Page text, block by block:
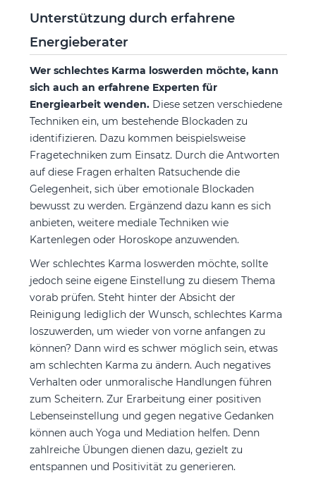
Unterstützung durch erfahrene
Energieberater
Wer schlechtes Karma loswerden möchte, kann
sich auch an erfahrene Experten für
Energiearbeit wenden. Diese setzen verschiedene
Techniken ein, um bestehende Blockaden zu
identifizieren. Dazu kommen beispielsweise
Fragetechniken zum Einsatz. Durch die Antworten
auf diese Fragen erhalten Ratsuchende die
Gelegenheit, sich über emotionale Blockaden
bewusst zu werden. Ergänzend dazu kann es sich
anbieten, weitere mediale Techniken wie
Kartenlegen oder Horoskope anzuwenden.
Wer schlechtes Karma loswerden möchte, sollte
jedoch seine eigene Einstellung zu diesem Thema
vorab prüfen. Steht hinter der Absicht der
Reinigung lediglich der Wunsch, schlechtes Karma
loszuwerden, um wieder von vorne anfangen zu
können? Dann wird es schwer möglich sein, etwas
am schlechten Karma zu ändern. Auch negatives
Verhalten oder unmoralische Handlungen führen
zum Scheitern. Zur Erarbeitung einer positiven
Lebenseinstellung und gegen negative Gedanken
können auch Yoga und Mediation helfen. Denn
zahlreiche Übungen dienen dazu, gezielt zu
entspannen und Positivität zu generieren.